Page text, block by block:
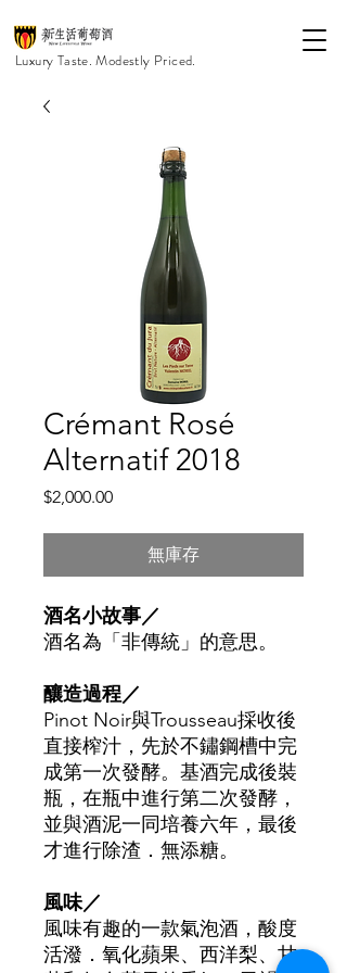
Luxury Taste. Modestly Priced.
Crémant Rosé
Alternatif 2018
$2,000.00價
無庫存
酒名小故事／
酒名為「非傳統」的意思。
釀造過程／
Pinot Noir與Trousseau採收後
直接榨汁，先於不鏽鋼槽中完
成第一次發酵。基酒完成後裝
瓶，在瓶中進行第二次發酵，
並與酒泥一同培養六年，最後
才進行除渣 ． 無添糖。
風味／
風味有趣的一款氣泡酒，酸度
活潑．氧化蘋果、西洋梨、甘